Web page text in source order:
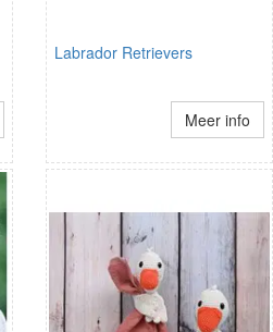
Labrador Retrievers
Meer info